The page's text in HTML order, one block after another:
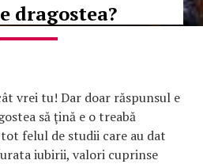
dragostea?
vrei tu! Dar doar răspunsul e
să ţină e o treabă
felul de studii care au dat
iubirii, valori cuprinse